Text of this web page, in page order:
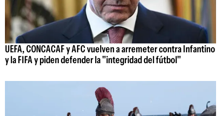
UEFA, CONCACAF y AFC vuelven a arremeter contra Infantino
y la FIFA y piden defender la "integridad del fútbol"